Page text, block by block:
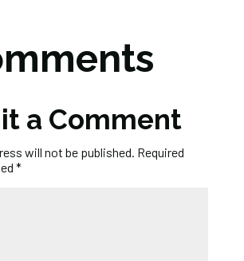
a Comment
will not be published. Required
*